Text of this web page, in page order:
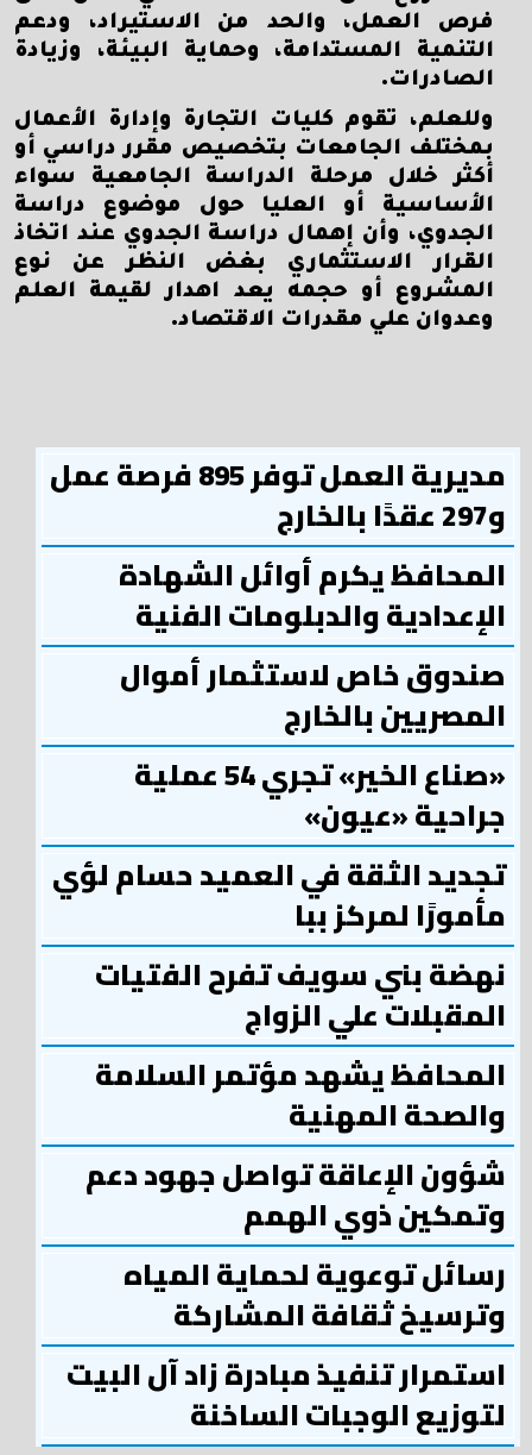
فرص العمل، والحد من الاستيراد، ودعم
التنمية المستدامة، وحماية البيئة، وزيادة
الصادرات.
وللعلم، تقوم كليات التجارة وإدارة الأعمال
بمختلف الجامعات بتخصيص مقرر دراسي أو
أكثر خلال مرحلة الدراسة الجامعية سواء
الأساسية أو العليا حول موضوع دراسة
الجدوي، وأن إهمال دراسة الجدوي عند اتخاذ
القرار الاستثماري بغض النظر عن نوع
المشروع أو حجمه يعد اهدار لقيمة العلم
وعدوان علي مقدرات الاقتصاد.
مديرية العمل توفر 895 فرصة عمل
و297 عقدًا بالخارج
المحافظ يكرم أوائل الشهادة
الإعدادية والدبلومات الفنية
صندوق خاص لاستثمار أموال
المصريين بالخارج
«صناع الخير» تجري 54 عملية
جراحية «عيون»
تجديد الثقة في العميد حسام لؤي
مأمورًا لمركز ببا
نهضة بني سويف تفرح الفتيات
المقبلات علي الزواج
المحافظ يشهد مؤتمر السلامة
والصحة المهنية
شؤون الإعاقة تواصل جهود دعم
وتمكين ذوي الهمم
رسائل توعوية لحماية المياه
وترسيخ ثقافة المشاركة
استمرار تنفيذ مبادرة زاد آل البيت
لتوزيع الوجبات الساخنة